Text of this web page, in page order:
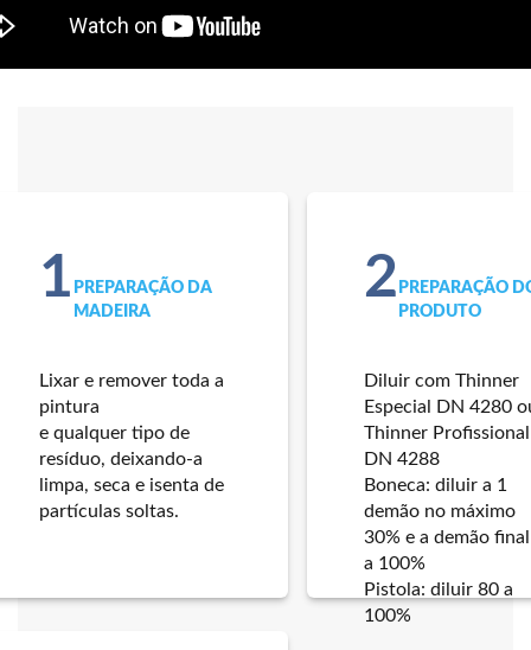
1 PREPARAÇÃO DA
MADEIRA
Lixar e remover toda a
pintura
e qualquer tipo de
resíduo, deixando-a
limpa, seca e isenta de
partículas soltas.
2 PREPARAÇÃO
PRODUTO
Diluir com Thinner
Especial DN 4280
Thinner Profissional
DN 4288
Boneca: diluir a 1
demão no máximo
30% e a demão
a 100%
Pistola: diluir 80 a
100%